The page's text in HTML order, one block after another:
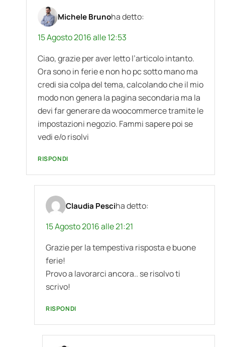
Michele Brunoha detto:
15 Agosto 2016 alle 12:53
Ciao, grazie per aver letto l’articolo intanto.
Ora sono in ferie e non ho pc sotto mano ma
credi sia colpa del tema, calcolando che il mio
modo non genera la pagina secondaria ma la
devi far generare da woocommerce tramite le
impostazioni negozio. Fammi sapere poi se
vedi e/o risolvi
RISPONDI
Claudia Pesciha detto:
15 Agosto 2016 alle 21:21
Grazie per la tempestiva risposta e buone
ferie!
Provo a lavorarci ancora.. se risolvo ti
scrivo!
RISPONDI